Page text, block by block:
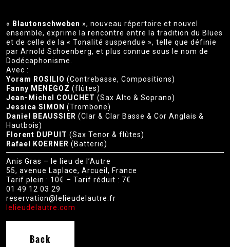
« Blautonschweben », nouveau répertoire et nouvel
ensemble, exprime la rencontre entre la tradition du Blues
et de celle de la « Tonalité suspendue », telle que définie
par Arnold Schoenberg, et plus connue sous le nom de
Dodécaphonisme.
Avec :
Yoram ROSILIO (Contrebasse, Compositions)
Fanny MENEGOZ (flûtes)
Jean-Michel COUCHET (Sax Alto & Soprano)
Jessica SIMON (Trombone)
Daniel BEAUSSIER (Clar & Clar Basse & Cor Anglais &
Hautbois)
Florent DUPUIT (Sax Tenor & flûtes)
Rafael KOERNER (Batterie)
Anis Gras – le lieu de l’Autre
55, avenue Laplace, Arcueil, France
Tarif plein : 10€ – Tarif réduit : 7€
01 49 12 03 29
reservation@lelieudelautre.fr
lelieudelautre.com
Back